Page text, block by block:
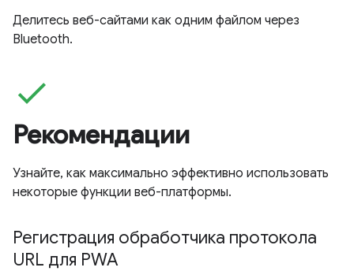
Делитесь веб-сайтами как одним файлом через
Bluetooth.
check
Рекомендации
Узнайте, как максимально эффективно использовать
некоторые функции веб-платформы.
Регистрация обработчика протокола
URL для PWA